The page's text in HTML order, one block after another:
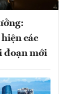
các
đoạn mới